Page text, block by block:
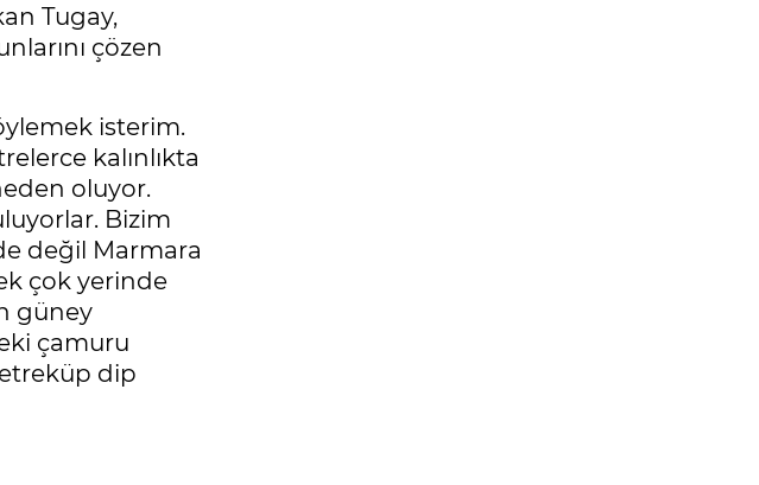
Tugay,
çözen
isterim.
kalınlıkta
oluyor.
Bizim
değil Marmara
çok yerinde
güney
çamuru
dip